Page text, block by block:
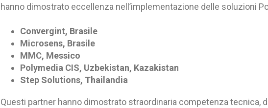
hanno dimostrato eccellenza nell’implementazione delle soluzioni
Convergint, Brasile
Microsens, Brasile
MMC, Messico
Polymedia CIS, Uzbekistan, Kazakistan
Step Solutions, Thailandia
Questi partner hanno dimostrato straordinaria competenza tecnica,